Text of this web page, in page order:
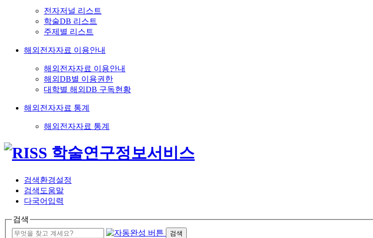
전자저널 리스트
학술DB 리스트
주제별 리스트
해외전자자료 이용안내
해외전자자료 이용안내
해외DB별 이용권한
대학별 해외DB 구독현황
해외전자자료 통계
해외전자자료 통계
검색환경설정
검색도움말
다국어입력
검색
검색